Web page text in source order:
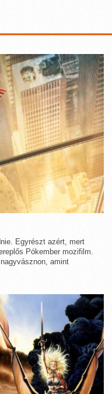
Egyrészt azért, mert
Pókember mozifilm.
amint